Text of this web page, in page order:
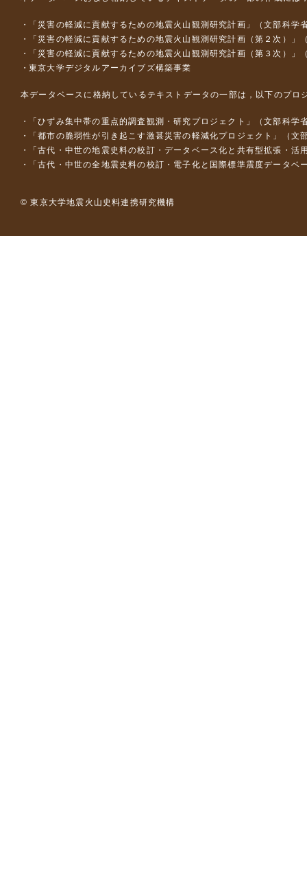
「災害の軽減に貢献するための地震火山観測研究計画」（文部科学
「災害の軽減に貢献するための地震火山観測研究計画（第２次）」
「災害の軽減に貢献するための地震火山観測研究計画（第３次）」
東京大学デジタルアーカイブズ構築事業
本データベースに格納しているテキストデータの一部は，以下のプロ
「ひずみ集中帯の重点的調査観測・研究プロジェクト」（文部科
「都市の脆弱性が引き起こす激甚災害の軽減化プロジェクト」（
「古代・中世の地震史料の校訂・データベース化と共有型拡張・
「古代・中世の全地震史料の校訂・電子化と国際標準震度データ
© 東京大学地震火山史料連携研究機構